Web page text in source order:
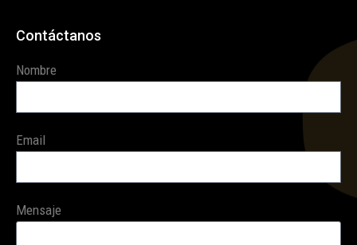
Contáctanos
Nombre
Email
Mensaje